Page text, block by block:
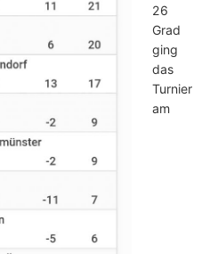
26
Grad
ging
das
Turnier
am